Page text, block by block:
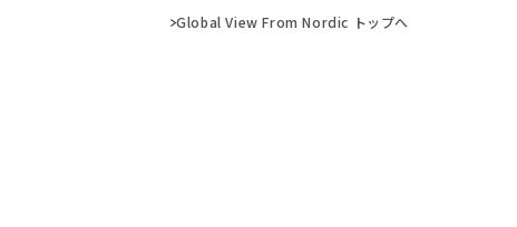
Global View From Nordic トップへ